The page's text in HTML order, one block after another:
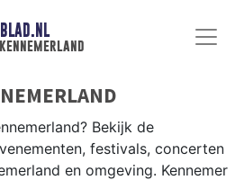
Bekijk de
festivals, concerten
en omgeving. Kennemer